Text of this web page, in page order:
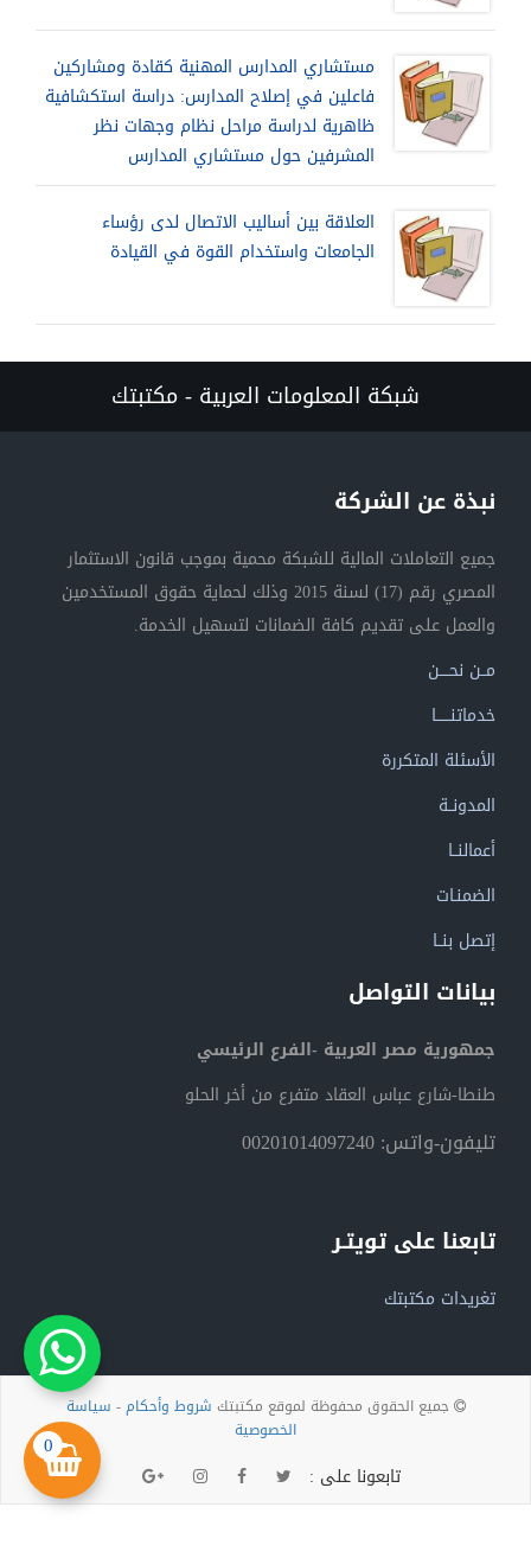
مستشاري المدارس المهنية كقادة ومشاركين
فاعلين في إصلاح المدارس: دراسة استكشافية
ظاهرية لدراسة مراحل نظام وجهات نظر
المشرفين حول مستشاري المدارس
العلاقة بين أساليب الاتصال لدى رؤساء
الجامعات واستخدام القوة في القيادة
0
شبكة المعلومات العربية - مكتبتك
نبذة عن الشركة
جميع التعاملات المالية للشبكة محمية بموجب قانون الاستثمار
المصري رقم (17) لسنة 2015 وذلك لحماية حقوق المستخدمين
والعمل على تقديم كافة الضمانات لتسهيل الخدمة.
مــن نحــــن
خدماتنــــــا
الأسئلة المتكررة
المدونــة
أعمالنــا
الضمنـات
إتصل بنــا
بيانات التواصل
جمهورية مصر العربية -الفرع الرئيسي
طنطا-شارع عباس العقاد متفرع من أخر الحلو
تليفون-واتس: 00201014097240
تابعنا على تويتـر
تغريدات مكتبتك
جميع الحقوق محفوظة لموقع مكتبتك شروط وأحكام- سياسة
الخصوصية
تابعونا على :